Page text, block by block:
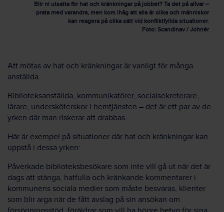
Blir ni utsatta för hat och kränkningar på jobbet? Ta det på allvar –
prata med varandra, men kom ihåg att alla är olika och människor
kan reagera på olika sätt vid konfliktfyllda situationer.
Foto: Scandinav / Johnér
Att mötas av hat och kränkningar är vanligt för många
anställda.
Biblioteksanställda, kommunikatörer, socialsekreterare,
lärare, undersköterskor i hemtjänsten – det är ett par av de
yrken där man riskerar att drabbas.
Här är exempel på situationer där hat och kränkningar kan
uppstå i dessa yrken:
Påverkade biblioteksbesökare som inte vill gå ut när det är
dags att stänga, hatfulla och kränkande kommentarer i
kommunens sociala medier som måste besvaras, klienter
som blir arga när de fått avslag på sin ansökan om